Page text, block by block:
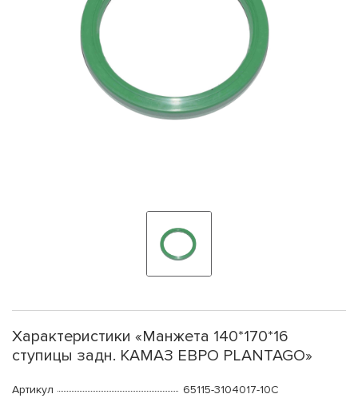
Характеристики «Манжета 140*170*16
ступицы задн. КАМАЗ ЕВРО PLANTAGO»
Артикул
65115-3104017-10С